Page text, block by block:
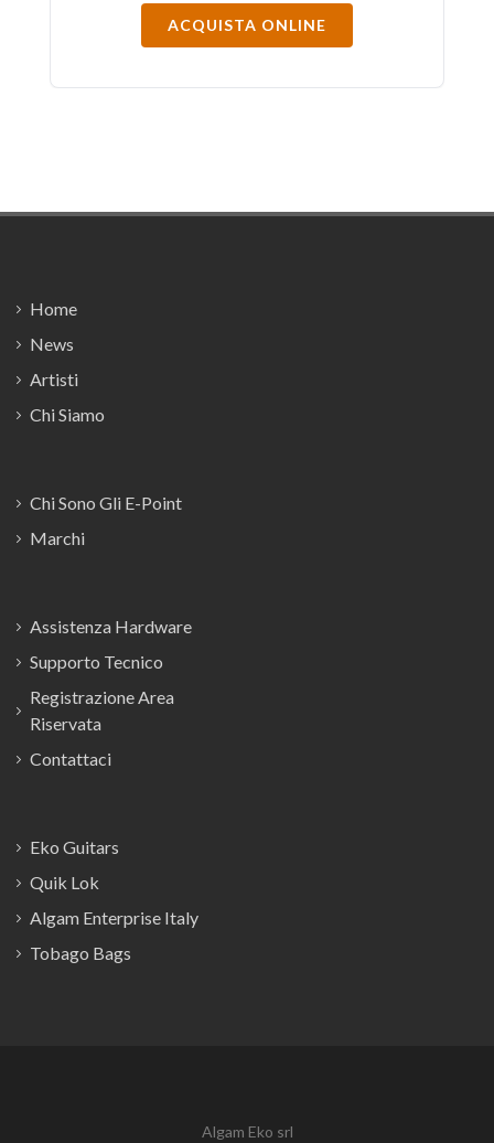
ACQUISTA ONLINE
Home
News
Artisti
Chi Siamo
Chi Sono Gli E-Point
Marchi
Assistenza Hardware
Supporto Tecnico
Registrazione Area
Riservata
Contattaci
Eko Guitars
Quik Lok
Algam Enterprise Italy
Tobago Bags
Algam Eko srl